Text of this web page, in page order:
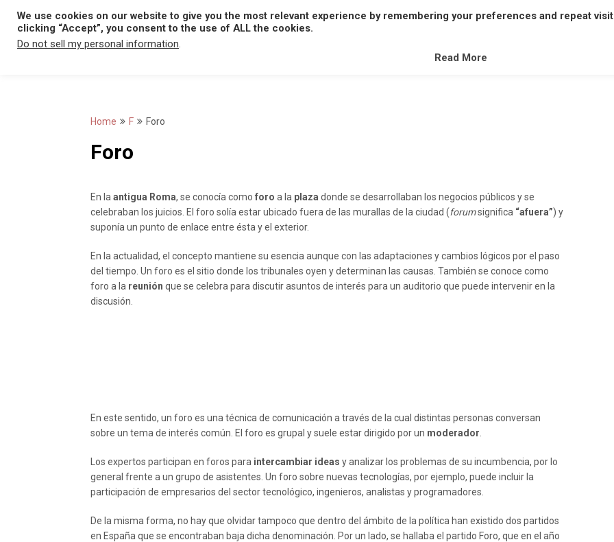
content
A B C D E F G H I J K L M
Home F Foro
Foro
En la antigua Roma, se conocía como foro a la plaza donde se desarrollaban los negocios públicos y se
celebraban los juicios. El foro solía estar ubicado fuera de las murallas de la ciudad (forumsignifica “afuera”) y
suponía un punto de enlace entre ésta y el exterior.
En la actualidad, el concepto mantiene su esencia aunque con las adaptaciones y cambios lógicos por el paso
del tiempo. Un foro es el sitio donde los tribunales oyen y determinan las causas. También se conoce como
foro a la reunión que se celebra para discutir asuntos de interés para un auditorio que puede intervenir en la
discusión.
En este sentido, un foro es una técnica de comunicación a través de la cual distintas personas conversan
sobre un tema de interés común. El foro es grupal y suele estar dirigido por un moderador
Los expertos participan en foros para intercambiar ideas y analizar los problemas de su incumbencia, por lo
general frente a un grupo de asistentes. Un foro sobre nuevas tecnologías, por ejemplo, puede incluir la
participación de empresarios del sector tecnológico, ingenieros, analistas y programadores.
De la misma forma, no hay que olvidar tampoco que dentro del ámbito de la política han existido dos partidos
en España que se encontraban baja dicha denominación. Por un lado, se hallaba el partido Foro, que en el año
We use cookies on our website to give you the most relevant experience by remembering your preferences and repeat
clicking “Accept”, you consent to the use of ALL the cookies.
Do not sell my personal information.
Read More